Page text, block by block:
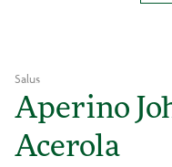
Salus
Aperino
Acerola